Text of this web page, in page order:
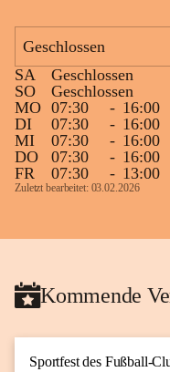
Geschlossen
SA
Geschlossen
SO
Geschlossen
MO 07:30 - 16:00
DI
07:30 - 16:00
MI
07:30 - 16:00
DO
07:30 - 16:00
FR
07:30 - 13:00
Zuletzt bearbeitet: 03.02.2026
Kommende
Sportfest des Fußball-